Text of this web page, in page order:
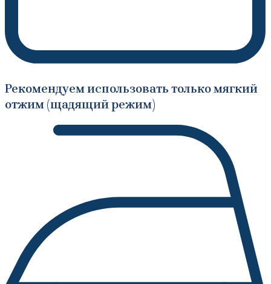
Рекомендуем использовать только мягкий
отжим (щадящий режим)